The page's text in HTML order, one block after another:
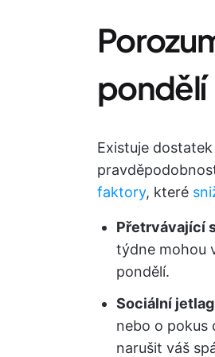
pondělí
Existuje
faktory, které
Přetrvávající
týdne mohou
pondělí.
Sociální jetlag
nebo o pokus
narušit váš